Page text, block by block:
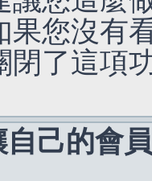
果您沒有
閉了這項
己的會